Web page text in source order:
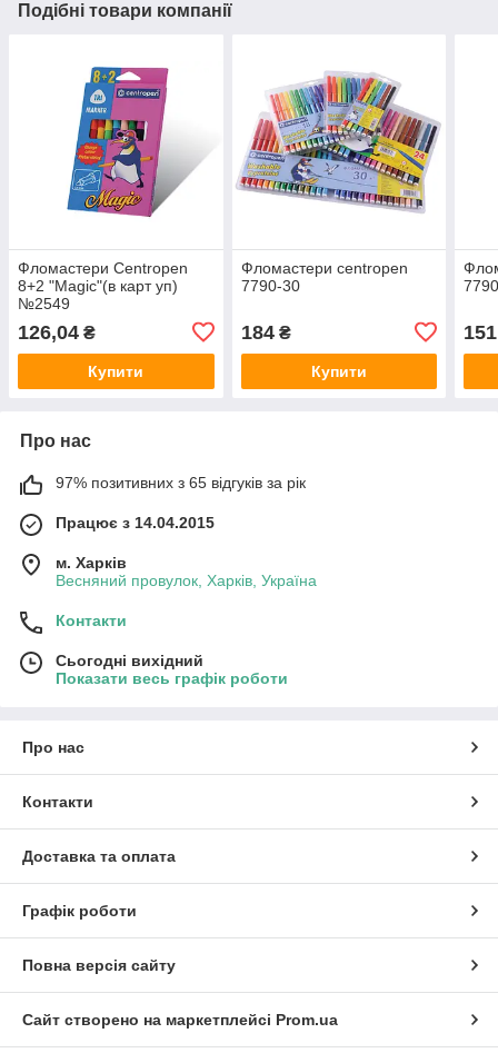
Подібні товари компанії
Фломастери Centropen
8+2 "Magic"(в карт уп)
№2549
126,04 ₴
Купити
Фломастери centropen
7790-30
184₴
Купити
Про нас
97% позитивних з 65 відгуків за рік
Працює з 14.04.2015
м. Харків
Весняний провулок, Харків, Україна
Контакти
Сьогодні вихідний
Показати весь графік роботи
Про нас
Контакти
Доставка та оплата
Графік роботи
Повна версія сайту
Сайт створено на маркетплейсі Prom.ua